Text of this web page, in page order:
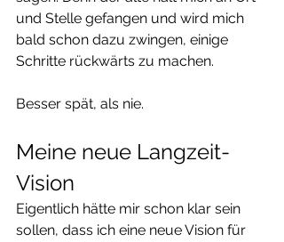
und Stelle gefangen und wird mich
bald schon dazu zwingen, einige
Schritte rückwärts zu machen.
Besser spät, als nie.
Meine neue Langzeit-
Vision
Eigentlich hätte mir schon klar sein
sollen, dass ich eine neue Vision für